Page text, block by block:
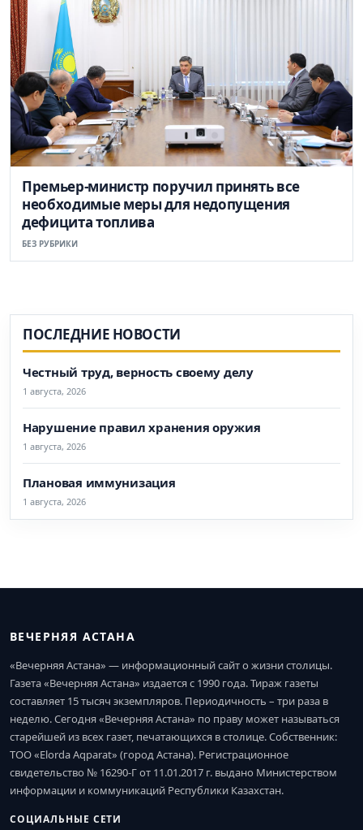
Премьер-министр поручил принять все
необходимые меры для недопущения
дефицита топлива
БЕЗ РУБРИКИ
ПОСЛЕДНИЕ НОВОСТИ
Честный труд, верность своему делу
1 августа, 2026
Нарушение правил хранения оружия
1 августа, 2026
Плановая иммунизация
1 августа, 2026
ВЕЧЕРНЯЯ АСТАНА
«Вечерняя Астана» — информационный сайт о жизни столицы.
Газета «Вечерняя Астана» издается с 1990 года. Тираж газеты
составляет 15 тысяч экземпляров. Периодичность – три раза в
неделю. Сегодня «Вечерняя Астана» по праву может называться
старейшей из всех газет, печатающихся в столице. Собственник:
ТОО «Elorda Aqparat» (город Астана). Регистрационное
свидетельство № 16290-Г от 11.01.2017 г. выдано Министерством
информации и коммуникаций Республики Казахстан.
СОЦИАЛЬНЫЕ СЕТИ